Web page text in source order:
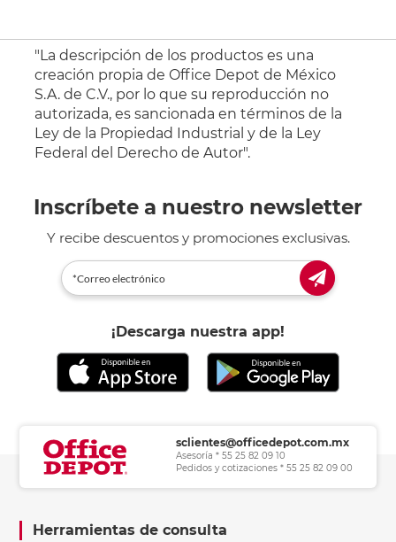
"La descripción de los productos es una
creación propia de Office Depot de México
S.A. de C.V., por lo que su reproducción no
autorizada, es sancionada en términos de la
Ley de la Propiedad Industrial y de la Ley
Federal del Derecho de Autor".
Inscríbete a nuestro newsletter
Y recibe descuentos y promociones exclusivas.
¡Descarga nuestra app!
sclientes@officedepot.com.mx
Asesoría * 55 25 82 09 10
Pedidos y cotizaciones * 55 25 82 09 00
Herramientas de consulta